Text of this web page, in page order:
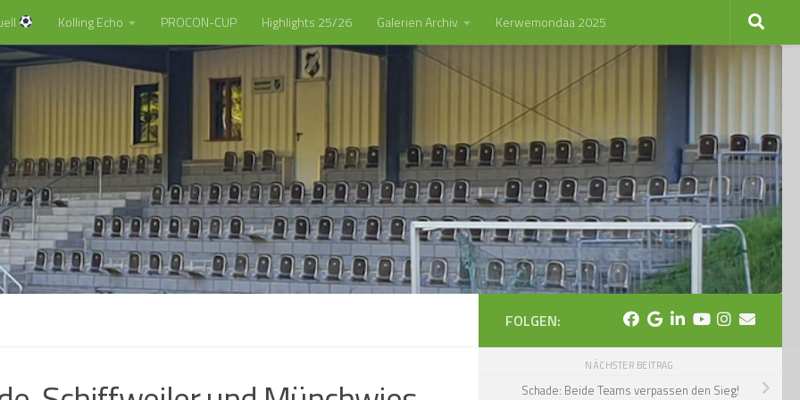
Kolling Echo PROCON-CUP Highlights 25/26 Galerien Archiv Kerwemondaa 2025
FOLGEN:
NÄCHSTER BEITRAG
Schade: Beide Teams verpassen den Sieg!